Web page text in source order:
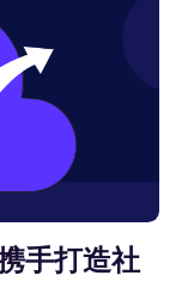
手打造社